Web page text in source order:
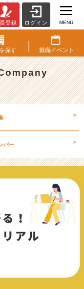
登録 ログイン MENU
探す 就職イベント
>
バー >